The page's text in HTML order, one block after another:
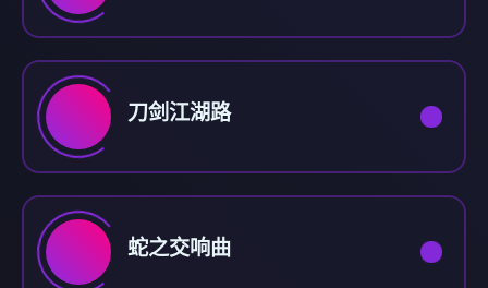
刀剑江湖路
蛇之交响曲